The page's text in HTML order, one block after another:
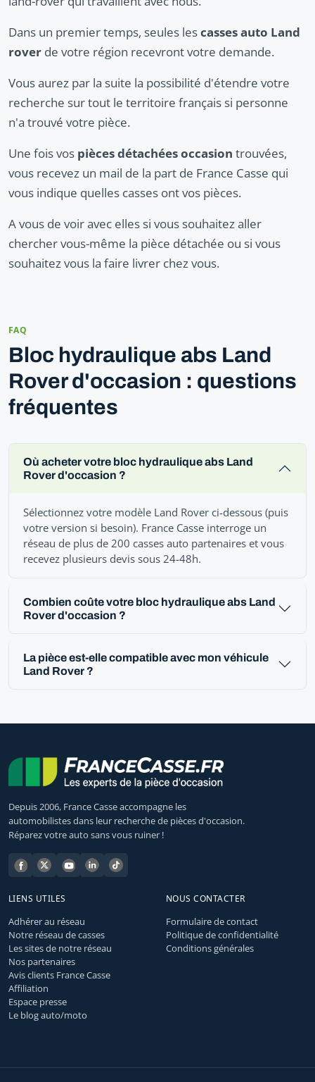
Dans un premier temps, seules lescasses auto Land
rover de votre région recevront votre demande.
Vous aurez par la suite la possibilité d'étendre votre
recherche sur tout le territoire français si personne
n'a trouvé votre pièce.
Une fois vos pièces détachées occasion trouvées,
vous recevez un mail de la part de France Casse qui
vous indique quelles casses ont vos pièces.
A vous de voir avec elles si vous souhaitez aller
chercher vous-même la pièce détachée ou si vous
souhaitez vous la faire livrer chez vous.
FAQ
Bloc hydraulique abs Land
Rover d'occasion : questions
fréquentes
Où acheter votre bloc hydraulique abs Land
Rover d'occasion ?
Sélectionnez votre modèle Land Rover ci-dessous (puis
votre version si besoin). France Casse interroge un
réseau de plus de 200 casses auto partenaires et vous
recevez plusieurs devis sous 24-48h.
Combien coûte votre bloc hydraulique abs Land
Rover d'occasion ?
La pièce est-elle compatible avec mon véhicule
Land Rover ?
Depuis 2006, France Casse accompagne les
automobilistes dans leur recherche de pièces d'occasion.
Réparez votre auto sans vous ruiner !
LIENS UTILES
Adhérer au réseau
Notre réseau de casses
Les sites de notre réseau
Nos partenaires
Avis clients France Casse
Affiliation
Espace presse
Le blog auto/moto
NOUS CONTACTER
Formulaire de contact
Politique de confidentialité
Conditions générales